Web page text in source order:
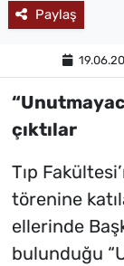
Paylaş
çıktılar
Tıp
törenine
ellerinde
bulunduğu